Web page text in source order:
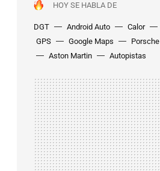
HOY SE HABLA DE
DGT Android Auto Calor
GPS
Google Maps Porsche
Aston Martin
Autopistas